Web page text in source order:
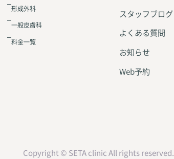
形成外科
一般皮膚科
料金一覧
スタッフブログ
よくある質問
お知らせ
Web予約
Copyright © SETA clinic All rights reserved.